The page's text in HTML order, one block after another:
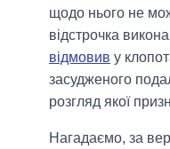
щодо нього не
відстрочка
відмовив у
засудженого
розгляд якої
Нагадаємо, за